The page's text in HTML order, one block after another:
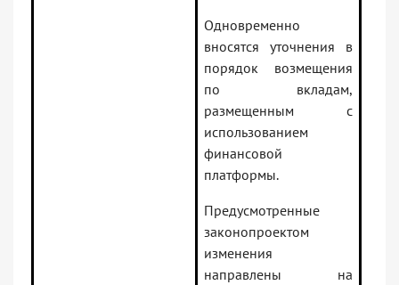
Одновременно
вносятся уточнения в
порядок возмещения
по вкладам,
размещенным с
использованием
финансовой
платформы.
Предусмотренные
законопроектом
изменения
направлены на